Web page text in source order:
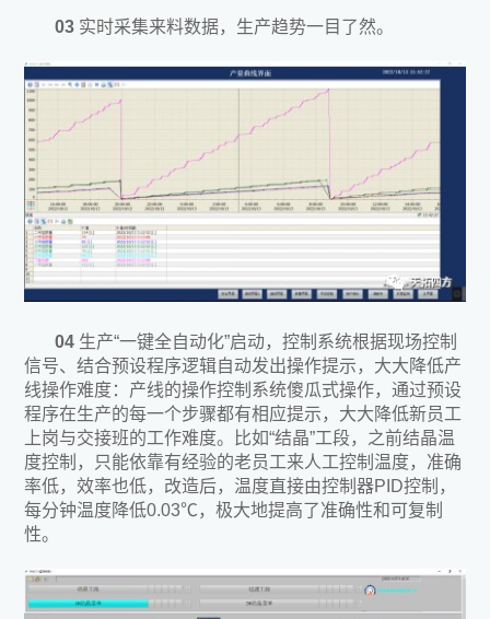
03 实时采集来料数据，生产趋势一目了然。
04 生产“一键全自动化”启动，控制系统根据现场控制
信号、结合预设程序逻辑自动发出操作提示，大大降低产
线操作难度：产线的操作控制系统傻瓜式操作，通过预设
程序在生产的每一个步骤都有相应提示，大大降低新员工
上岗与交接班的工作难度。比如“结晶”工段，之前结晶温
度控制，只能依靠有经验的老员工来人工控制温度，准确
率低，效率也低，改造后，温度直接由控制器PID控制，
每分钟温度降低0.03℃，极大地提高了准确性和可复制
性。